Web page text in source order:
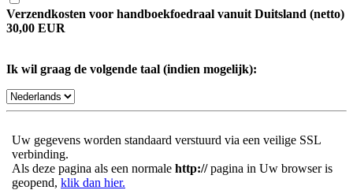
Verzendkosten voor handboekfoedraal vanuit Duitsland (netto)
30,00 EUR
Ik wil graag de volgende taal (indien mogelijk):
Uw gegevens worden standaard verstuurd via een veilige SSL
verbinding.
Als deze pagina als een normale http://pagina in Uw browser is
geopend, klik dan hier.